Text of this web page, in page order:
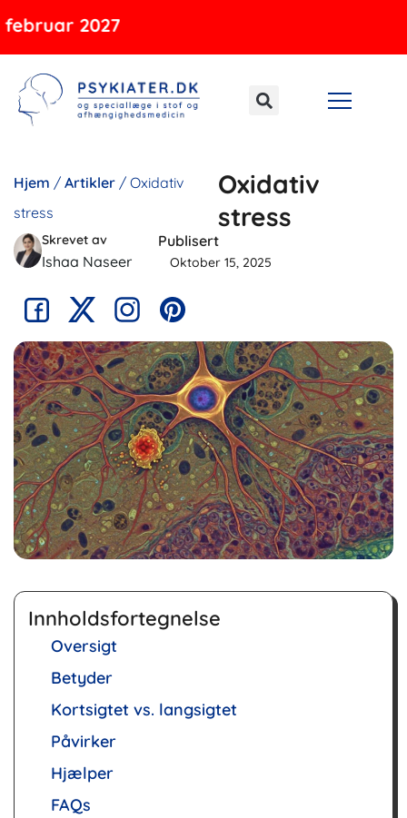
Gå
indholdet
2027
Hjem / Artikler / Oxidativ
stress
Oxidativ
stress
Skrevet av
Ishaa Naseer
Publisert
Oktober 15, 2025
Innholdsfortegnelse
Oversigt
Betyder
Kortsigtet vs. langsigtet
Påvirker
Hjælper
FAQs